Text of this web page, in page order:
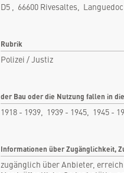
D5 , 66600 Rivesaltes,
Rubrik
Polizei / Justiz
der Bau oder die Nutzung fallen in
1918 - 1939, 1939 - 1945, 1945 -
Informationen über Zugänglichkeit,
zugänglich über Anbieter,